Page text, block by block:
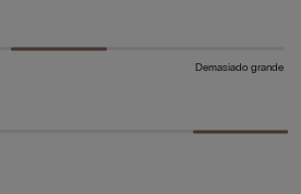
Demasiado grande